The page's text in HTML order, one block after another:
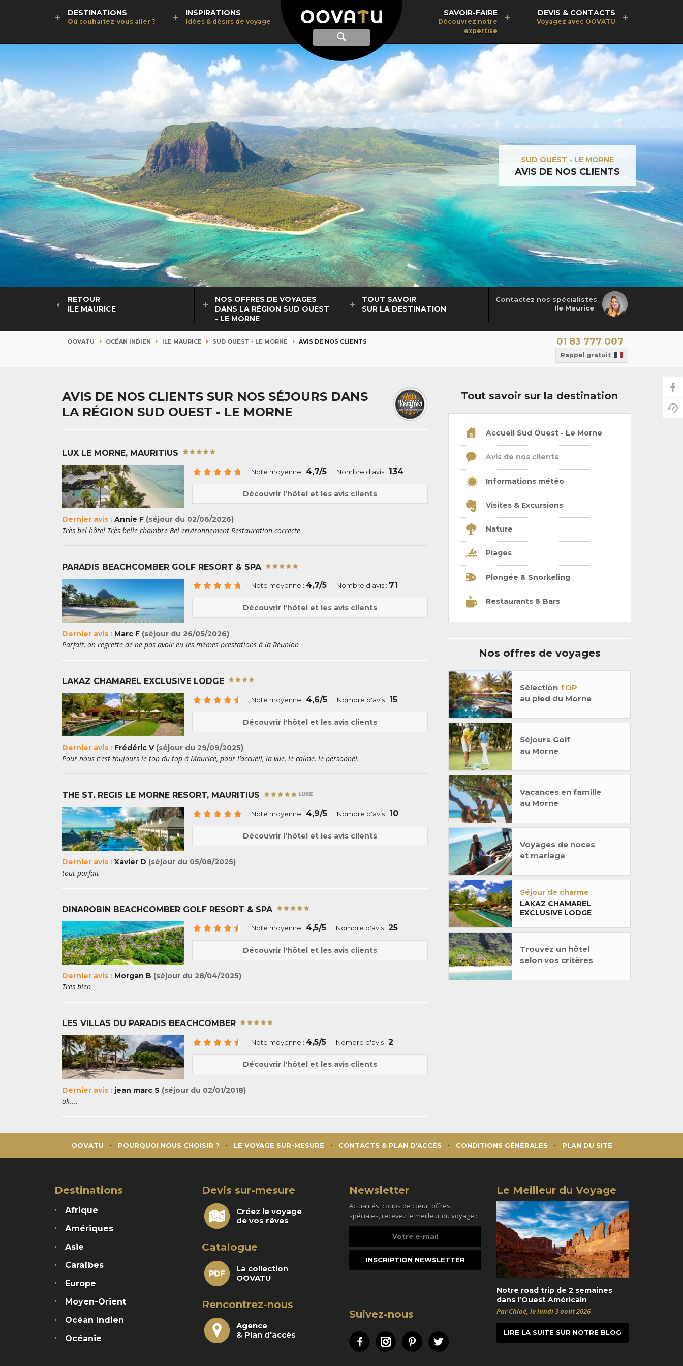
Afficher
recherche
Recherche
DESTINATIONS
Où souhaitez-vous aller ?
INSPIRATIONS
Idées & désirs de voyage
SAVOIR-FAIRE
Découvrez notre
expertise
DEVIS & CONTACTS
Voyagez avec OOVATU
SUD OUEST - LE MORNE
AVIS DE NOS CLIENTS
Contactez nos spécialistes
Ile Maurice
RETOUR
ILE MAURICE
NOS OFFRES DE VOYAGES
DANS LA RÉGION SUD OUEST
- LE MORNE
TOUT SAVOIR
SUR LA DESTINATION
OOVATU OCÉAN INDIEN ILE MAURICE SUD OUEST - LE MORNE AVIS DE NOS CLIENTS 01 83 777 007
Rappel gratuit
AVIS DE NOS CLIENTS SUR NOS SÉJOURS DANS
LA RÉGION SUD OUEST - LE MORNE
LUX LE MORNE, MAURITIUS
Note moyenne : 4,7/5 Nombre d'avis : 134
Découvrir l'hôtel et les avis clients
Dernier avis : Annie F (séjour du 02/06/2026)
Très bel hôtel Très belle chambre Bel environnement Restauration correcte
PARADIS BEACHCOMBER GOLF RESORT & SPA
Note moyenne : 4,7/5 Nombre d'avis : 71
Découvrir l'hôtel et les avis clients
Dernier avis : Marc F (séjour du 26/05/2026)
Parfait, on regrette de ne pas avoir eu les mêmes prestations à la Réunion
LAKAZ CHAMAREL EXCLUSIVE LODGE
Note moyenne : 4,6/5 Nombre d'avis : 15
Découvrir l'hôtel et les avis clients
Dernier avis : Frédéric V (séjour du 29/09/2025)
Pour nous c'est toujours le top du top à Maurice, pour l’accueil, la vue, le calme, le personnel.
THE ST. REGIS LE MORNE RESORT, MAURITIUS
Note moyenne : 4,9/5 Nombre d'avis : 10
Découvrir l'hôtel et les avis clients
Dernier avis : Xavier D (séjour du 05/08/2025)
tout parfait
DINAROBIN BEACHCOMBER GOLF RESORT & SPA
Note moyenne : 4,5/5 Nombre d'avis : 25
Découvrir l'hôtel et les avis clients
Dernier avis : Morgan B (séjour du 28/04/2025)
Très bien
LES VILLAS DU PARADIS BEACHCOMBER
Note moyenne : 4,5/5 Nombre d'avis : 2
Découvrir l'hôtel et les avis clients
Dernier avis : jean marc S (séjour du 02/01/2018)
ok....
Tout savoir sur la destination
Accueil Sud Ouest - Le Morne
Avis de nos clients
Informations météo
Visites & Excursions
Nature
Plages
Plongée & Snorkeling
Restaurants & Bars
Nos offres de voyages
SélectionTOP
au pied du Morne
Séjours Golf
au Morne
Vacances en famille
au Morne
Voyages de noces
et mariage
Séjour de charme
LAKAZ CHAMAREL
EXCLUSIVE LODGE
Trouvez un hôtel
selon vos critères
OOVATU POURQUOI NOUS CHOISIR ? LE VOYAGE SUR-MESURE CONTACTS & PLAN D'ACCÈS CONDITIONS GÉNÉRALES PLAN DU SITE
Destinations
Afrique
Amériques
Asie
Caraïbes
Europe
Moyen-Orient
Océan Indien
Océanie
Devis sur-mesure
Créez le voyage
de vos rêves
Catalogue
La collection
OOVATU
Rencontrez-nous
Agence
& Plan d'accès
Newsletter
Actualités, coups de cœur, offres
spéciales, recevez le meilleur du voyage :
Suivez-nous
FacebookInstagramPinterestTwitter
Le Meilleur du Voyage
Notre road trip de 2 semaines
dans l’Ouest Américain
Par Chloé, le lundi 3 août 2026
LIRE LA SUITE SUR NOTRE BLOG